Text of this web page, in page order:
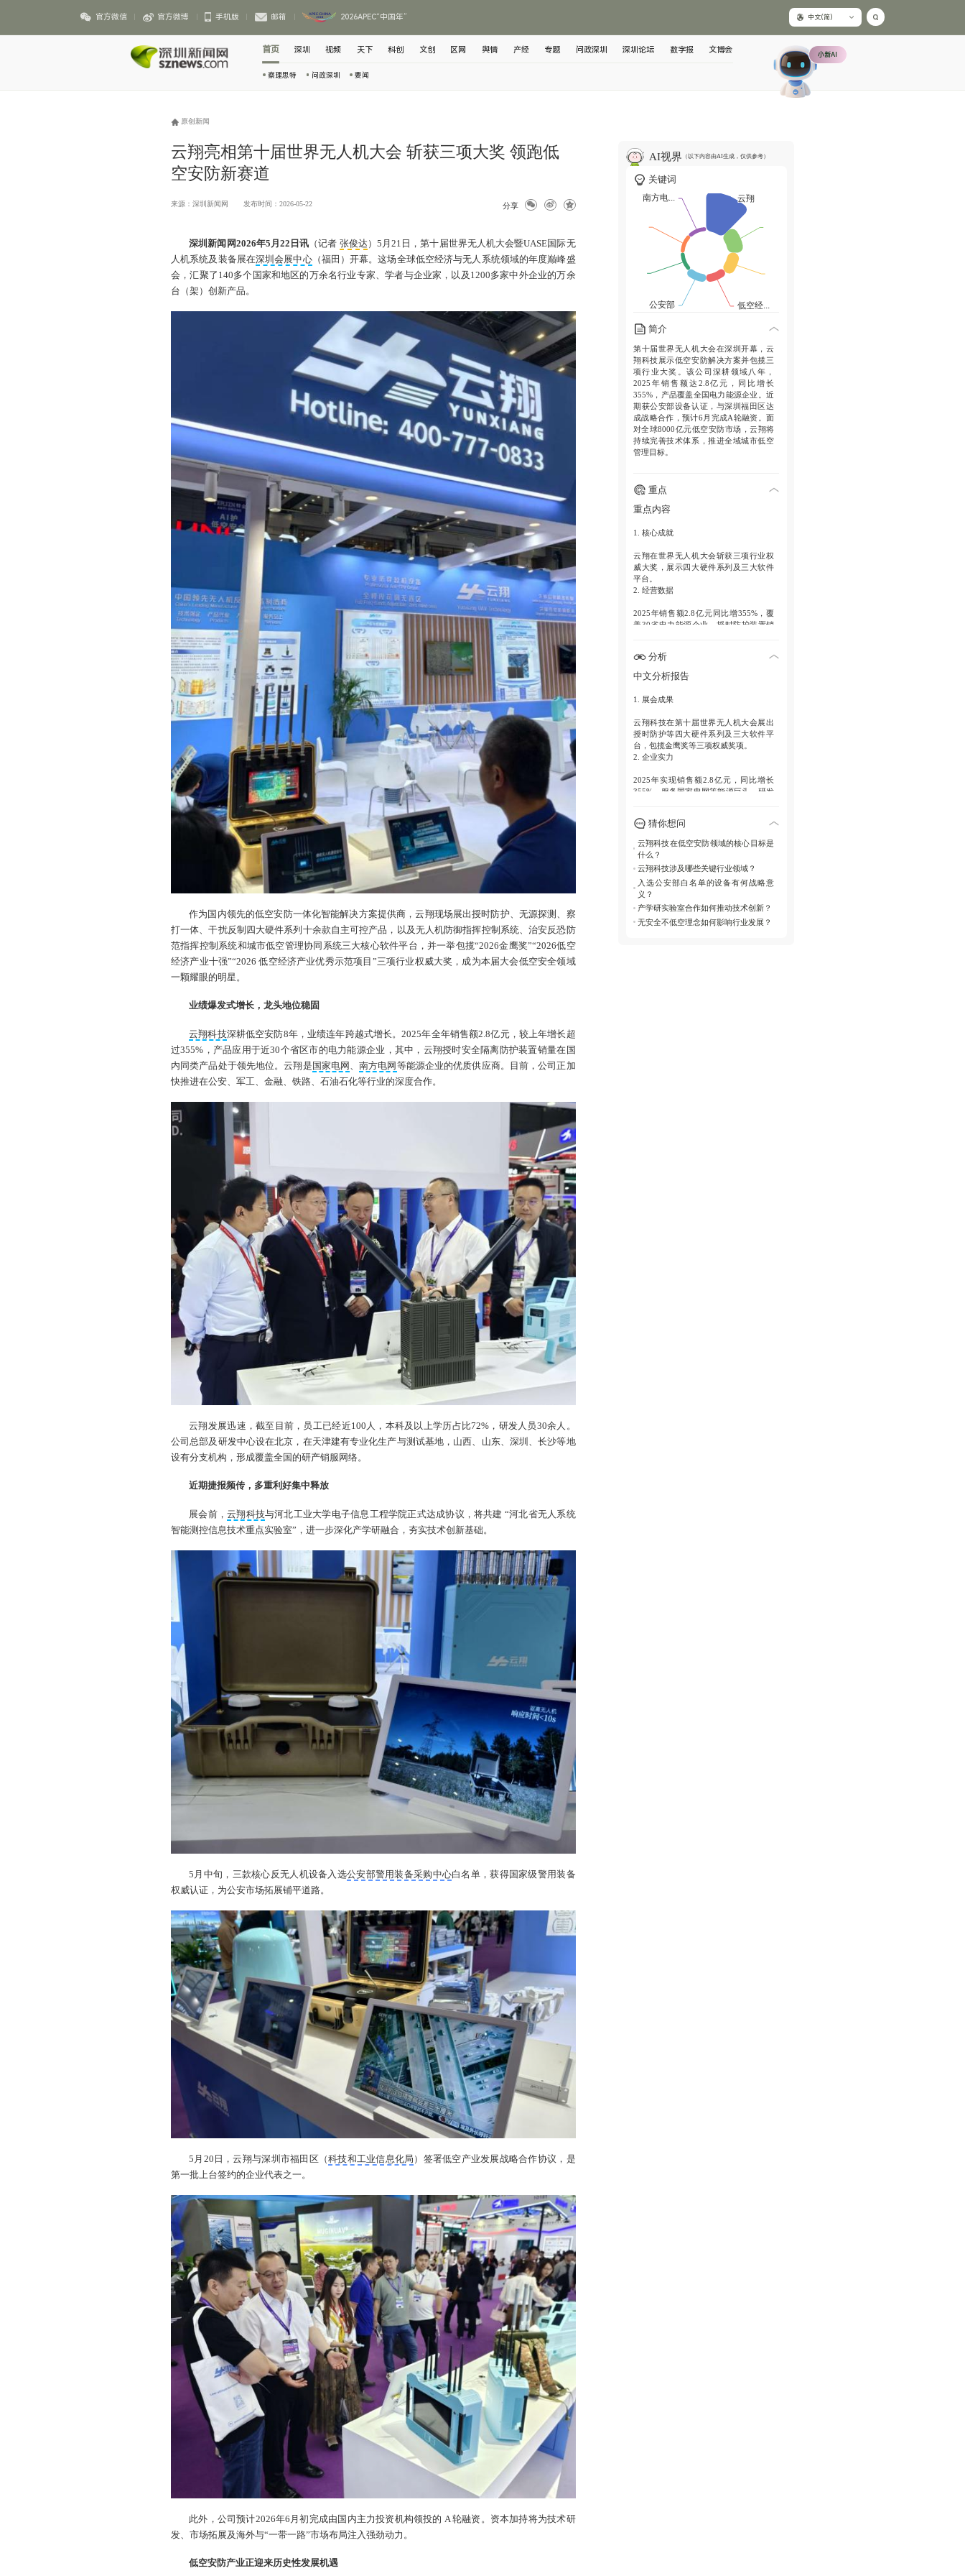
官方微信 官方微博 手机版 邮箱 2026APEC“中国年” 中文(简)
首页
察理思特 问政深圳 要闻
深圳 视频 天下 科创 文创 区网 舆情 产经 专题 问政深圳 深圳论坛 数字报 文博会 小新AI
原创新闻
云翔亮相第十届世界无人机大会 斩获三项大奖 领跑低
空安防新赛道
来源：深圳新闻网 发布时间：2026-05-22 分享
深圳新闻网2026年5月22日讯 （记者 张俊达 ）5月21日，第十届世界无人机大会暨UASE国际无
人机系统及装备展在深圳会展中心（福田）开幕。这场全球低空经济与无人系统领域的年度巅峰盛
会，汇聚了140多个国家和地区的万余名行业专家、学者与企业家，以及1200多家中外企业的万余
台（架）创新产品。
作为国内领先的低空安防一体化智能解决方案提供商，云翔现场展出授时防护、无源探测、察
打一体、干扰反制四大硬件系列十余款自主可控产品，以及无人机防御指挥控制系统、治安反恐防
范指挥控制系统和城市低空管理协同系统三大核心软件平台，并一举包揽“2026金鹰奖”“2026低空
经济产业十强”“2026 低空经济产业优秀示范项目”三项行业权威大奖，成为本届大会低空安全领域
一颗耀眼的明星。
业绩爆发式增长，龙头地位稳固
云翔科技深耕低空安防8年，业绩连年跨越式增长。2025年全年销售额2.8亿元，较上年增长超
过355%，产品应用于近30个省区市的电力能源企业，其中，云翔授时安全隔离防护装置销量在国
内同类产品处于领先地位。云翔是 国家电网 、南方电网 等能源企业的优质供应商。目前，公司正加
快推进在公安、军工、金融、铁路、石油石化等行业的深度合作。
云翔发展迅速，截至目前，员工已经近100人，本科及以上学历占比72%，研发人员30余人。
公司总部及研发中心设在北京，在天津建有专业化生产与测试基地，山西、山东、深圳、长沙等地
设有分支机构，形成覆盖全国的研产销服网络。
近期捷报频传，多重利好集中释放
展会前，云翔科技与河北工业大学电子信息工程学院正式达成协议，将共建 “河北省无人系统
智能测控信息技术重点实验室”，进一步深化产学研融合，夯实技术创新基础。
5月中旬，三款核心反无人机设备入选公安部警用装备采购中心白名单，获得国家级警用装备
权威认证，为公安市场拓展铺平道路。
5月20日，云翔与深圳市福田区（科技和工业信息化局 ）签署低空产业发展战略合作协议，是
第一批上台签约的企业代表之一。
此外，公司预计2026年6月初完成由国内主力投资机构领投的 A 轮融资。资本加持将为技术研
发、市场拓展及海外与“一带一路”市场布局注入强劲动力。
低空安防产业正迎来历史性发展机遇
AI视界 （以下内容由AI生成，仅供参考）
关键词
简介
第十届世界无人机大会在深圳开幕，云
翔科技展示低空安防解决方案并包揽三
项行业大奖。该公司深耕领域八年，
2025年销售额达2.8亿元，同比增长
355%，产品覆盖全国电力能源企业。近
期获公安部设备认证，与深圳福田区达
成战略合作，预计6月完成A轮融资。面
对全球8000亿元低空安防市场，云翔将
持续完善技术体系，推进全域城市低空
管理目标。
重点
重点内容
1. 核心成就
云翔在世界无人机大会斩获三项行业权
威大奖，展示四大硬件系列及三大软件
平台。
2. 经营数据
2025年销售额2.8亿元同比增355%，覆
盖30省电力能源企业，授时防护装置销
研发人员占比30%，北京设总部/研发中
心，天津建生产基地，全国设分支机
4. 关键突破
获公安部警用装备认证，与深圳福田区
签订战略协议，产学研共建省级重点实
验室。
5. 市场预期
低空安全成国家战略刚需，我国首设低
6.发展路径
构建协同防御体系，守护关键基础设施
安全，为全球低空经济提供中国方案。
分析
中文分析报告
1. 展会成果
云翔科技在第十届世界无人机大会展出
授时防护等四大硬件系列及三大软件平
台，包揽金鹰奖等三项权威奖项。
2. 企业实力
2025年实现销售额2.8亿元，同比增长
355%，服务国家电网等能源巨头，研发
3.战略突破
共建河北省无人系统重点实验室；三款
设备入选公安部警用装备白名单；与深
圳福田区科工信局签署合作协议；A轮融
资即将收官。
4.行业趋势
无安全不低空成为全球共识，2026年我
国首设低空安全管理本科专业，铁路等
猜你想问
云翔科技在低空安防领域的核心目标是
什么？
云翔科技涉及哪些关键行业领域？
入选公安部白名单的设备有何战略意
义？
产学研实验室合作如何推动技术创新？
无安全不低空理念如何影响行业发展？